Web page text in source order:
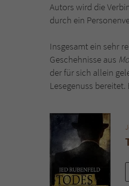
Autors wird die
durch ein
Insgesamt ein sehr
Geschehnisse aus
der für sich allein
Lesegenuss